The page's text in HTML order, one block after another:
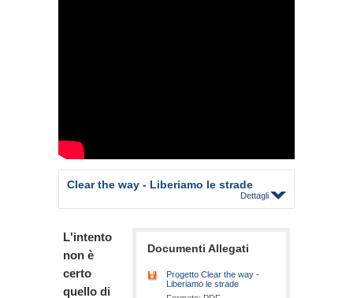
Clear the way - Liberiamo le strade
Dettagli
Documenti Allegati
Progetto Clear the way -
Liberiamo le strade
L'intento
non è
certo
quello di